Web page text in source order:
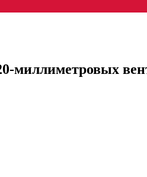
миллиметровых